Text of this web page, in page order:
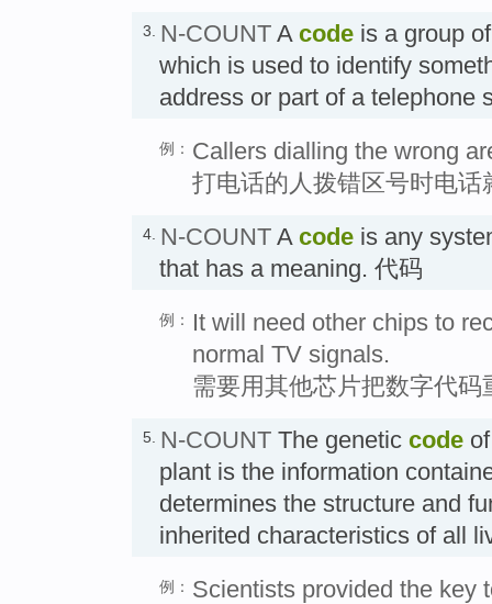
3. N-COUNT A code is a group
which is used to identify
address or part of a telephone
例： Callers dialling the wrong
打电话的人拨错区号时电话
4. N-COUNT A code is any
that has a meaning. 代码
例：
It will need other chips to
normal TV signals.
需要用其他芯片把数字代
5. N-COUNT The genetic code
plant is the information
determines the structure and
inherited characteristics of all
例： Scientists provided the key